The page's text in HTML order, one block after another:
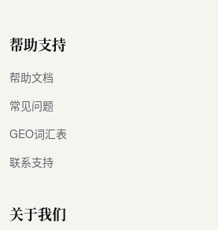
帮助支持
帮助文档
常见问题
GEO词汇表
联系支持
关于我们